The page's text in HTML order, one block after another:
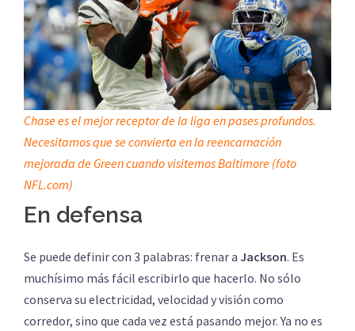
Chase es el mejor receptor de la liga en pases profundos.
Necesitamos que se convierta en la reencarnación
mejorada de Green cuando visitemos Baltimore (foto
NFL.com)
En defensa
Se puede definir con 3 palabras: frenar a Jackson. Es
muchísimo más fácil escribirlo que hacerlo. No sólo
conserva su electricidad, velocidad y visión como
corredor, sino que cada vez está pasando mejor. Ya no es